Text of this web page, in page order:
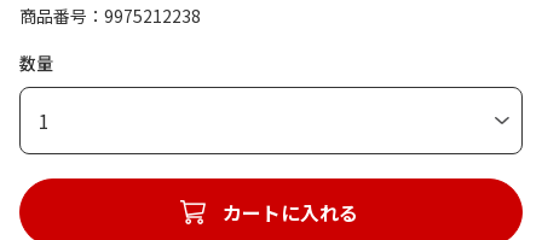
商品番号
9975212238
数量
1
カートに入れる